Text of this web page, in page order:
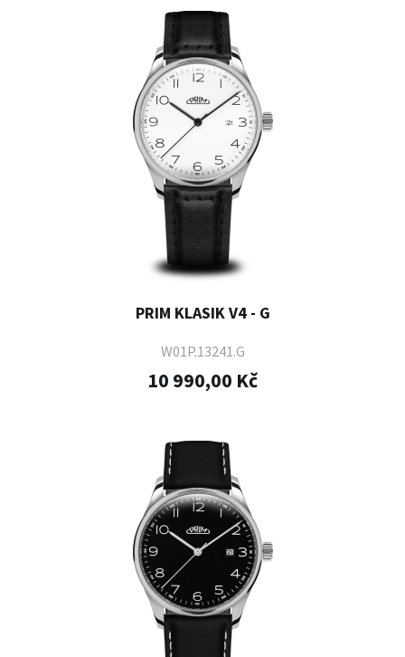
PRIM KLASIK V4 - G
W01P.13241.G
10 990,00 Kč